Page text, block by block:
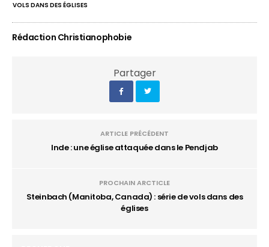
VOLS DANS DES ÉGLISES
Rédaction Christianophobie
Partager
ARTICLE PRÉCÉDENT
Inde : une église attaquée dans le Pendjab
PROCHAIN ARCTICLE
Steinbach (Manitoba, Canada) : série de vols dans des
églises